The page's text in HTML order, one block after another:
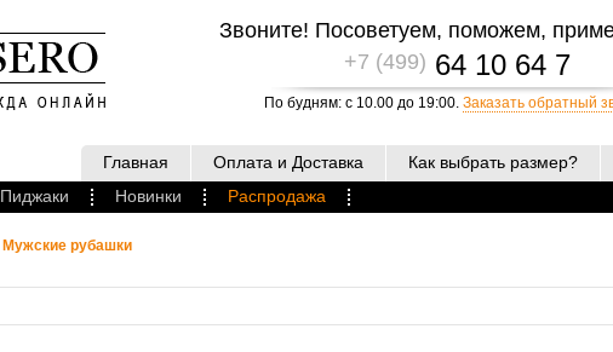
Звоните! Посоветуем, поможем,
+7 (499) 64 10 64 7
По будням: с 10.00 до 19:00. Заказать обратный
Главная Оплата и Доставка Как выбрать размер?
Пиджаки Новинки Распродажа
Мужские рубашки